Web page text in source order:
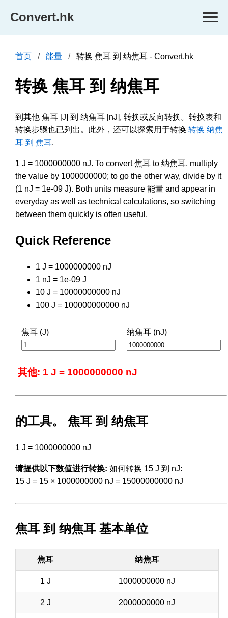
Convert.hk
首页 能量 转换 焦耳 到 纳焦耳 - Convert.hk
转换 焦耳 到 纳焦耳
到其他 焦耳 [J] 到 纳焦耳 [nJ], 转换或反向转换。转换表和
转换步骤也已列出。此外，还可以探索用于转换 转换 纳焦
耳 到 焦耳.
1 J = 1000000000 nJ. To convert 焦耳 to 纳焦耳, multiply
the value by 1000000000; to go the other way, divide by it
(1 nJ = 1e-09 J). Both units measure 能量 and appear in
everyday as well as technical calculations, so switching
between them quickly is often useful.
Quick Reference
1 J = 1000000000 nJ
1 nJ = 1e-09 J
10 J = 10000000000 nJ
100 J = 100000000000 nJ
焦耳 (J) 纳焦耳 (nJ)
其他: 1 J = 1000000000 nJ
的工具。 焦耳 到 纳焦耳
1 J = 1000000000 nJ
请提供以下数值进行转换: 如何转换 15 J 到 nJ:
15 J = 15 × 1000000000 nJ = 15000000000 nJ
焦耳 到 纳焦耳 基本单位
焦耳 纳焦耳
1 J 1000000000 nJ
2 J 2000000000 nJ